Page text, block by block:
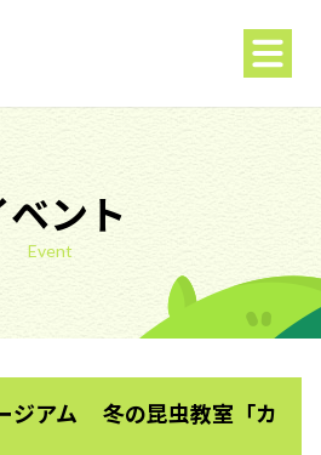
ベント
Event
ジアム 冬の昆虫教室「カ